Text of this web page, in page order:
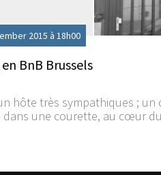
2015 à 18h00
BnB Brussels
hôte très sympathiques ;
dans une courette, au cœur